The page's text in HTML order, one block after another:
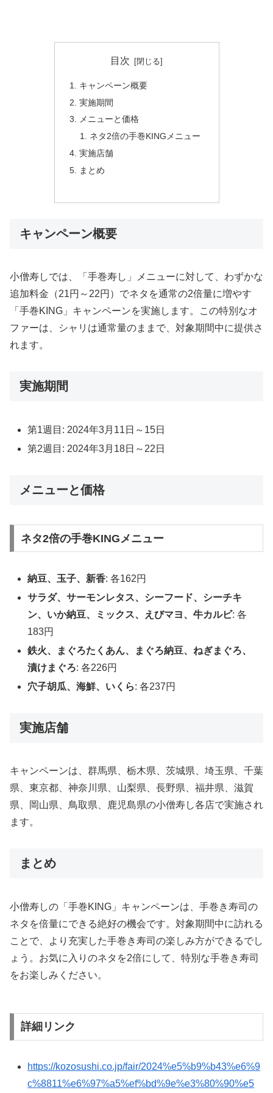
目次
キャンペーン概要
実施期間
メニューと価格
ネタ2倍の手巻KINGメニュー
実施店舗
まとめ
キャンペーン概要
小僧寿しでは、「手巻寿し」メニューに対して、わずかな
追加料金（21円～22円）でネタを通常の2倍量に増やす
「手巻KING」キャンペーンを実施します。この特別なオ
ファーは、シャリは通常量のままで、対象期間中に提供さ
れます。
実施期間
第1週目: 2024年3月11日～15日
第2週目: 2024年3月18日～22日
メニューと価格
ネタ2倍の手巻KINGメニュー
納豆、玉子、新香: 各162円
サラダ、サーモンレタス、シーフード、シーチキ
ン、いか納豆、ミックス、えびマヨ、牛カルビ: 各
183円
鉄火、まぐろたくあん、まぐろ納豆、ねぎまぐろ、
漬けまぐろ: 各226円
穴子胡瓜、海鮮、いくら: 各237円
実施店舗
キャンペーンは、群馬県、栃木県、茨城県、埼玉県、千葉
県、東京都、神奈川県、山梨県、長野県、福井県、滋賀
県、岡山県、鳥取県、鹿児島県の小僧寿し各店で実施され
ます。
まとめ
小僧寿しの「手巻KING」キャンペーンは、手巻き寿司の
ネタを倍量にできる絶好の機会です。対象期間中に訪れる
ことで、より充実した手巻き寿司の楽しみ方ができるでし
ょう。お気に入りのネタを2倍にして、特別な手巻き寿司
をお楽しみください。
詳細リンク
https://kozosushi.co.jp/fair/2024%e5%b9%b43%e6%9
c%8811%e6%97%a5%ef%bd%9e%e3%80%90%e5